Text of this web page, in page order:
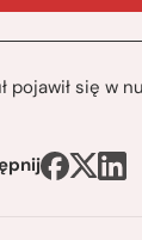
pojawił się w